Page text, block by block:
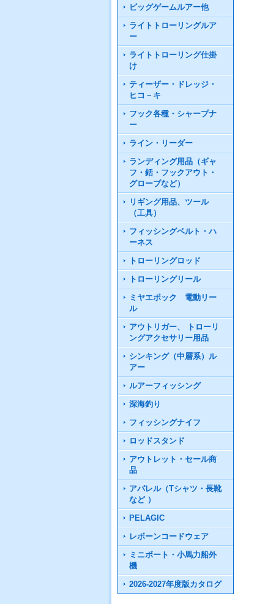
ビッグゲームルアー他
ライトトローリングルア
ー
ライトトローリング仕掛
け
ティーザー・ドレッジ・
ヒコ－キ
フック各種・シャープナ
ー
ライン・リーダー
ランディング用品（ギャ
フ・銛・フックアウト・
グローブなど）
リギング用品、ツール
（工具）
フィッシングベルト・ハ
ーネス
トローリングロッド
トローリングリール
ミヤエポック 電動リー
ル
アウトリガー、 トローリ
ングアクセサリー用品
シンキング（中層系）ル
アー
ルアーフィッシング
深海釣り
フィッシングナイフ
ロッドスタンド
アウトレット・セール商
品
アパレル（Tシャツ・長靴
など ）
PELAGIC
レボーンコードウェア
ミニボート・小馬力船外
機
2026-2027年度版カタログ